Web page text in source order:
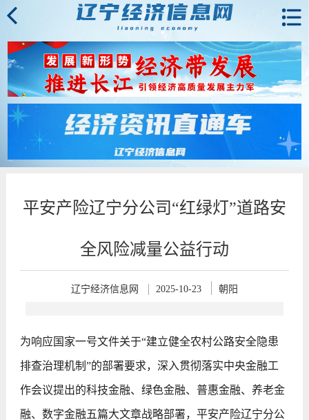
平安产险辽宁分公司“红绿灯”道路安
全风险减量公益行动
辽宁经济信息网 2025-10-23 朝阳
为响应国家一号文件关于“建立健全农村公路安全隐患
排查治理机制”的部署要求，深入贯彻落实中央金融工
作会议提出的科技金融、绿色金融、普惠金融、养老金
融、数字金融五篇大文章战略部署，平安产险辽宁分公